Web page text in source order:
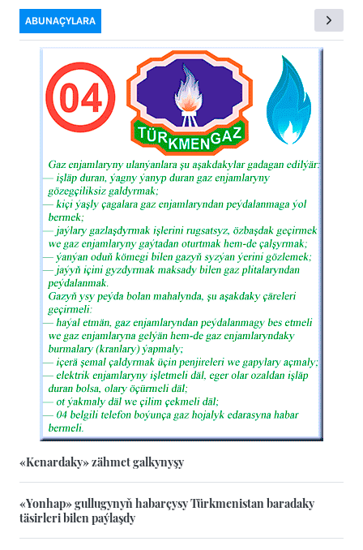
ABUNAÇYLARA
«Kenardaky» zähmet galkynyşy
«Yonhap» gullugynyň habarçysy Türkmenistan baradaky
täsirleri bilen paýlaşdy